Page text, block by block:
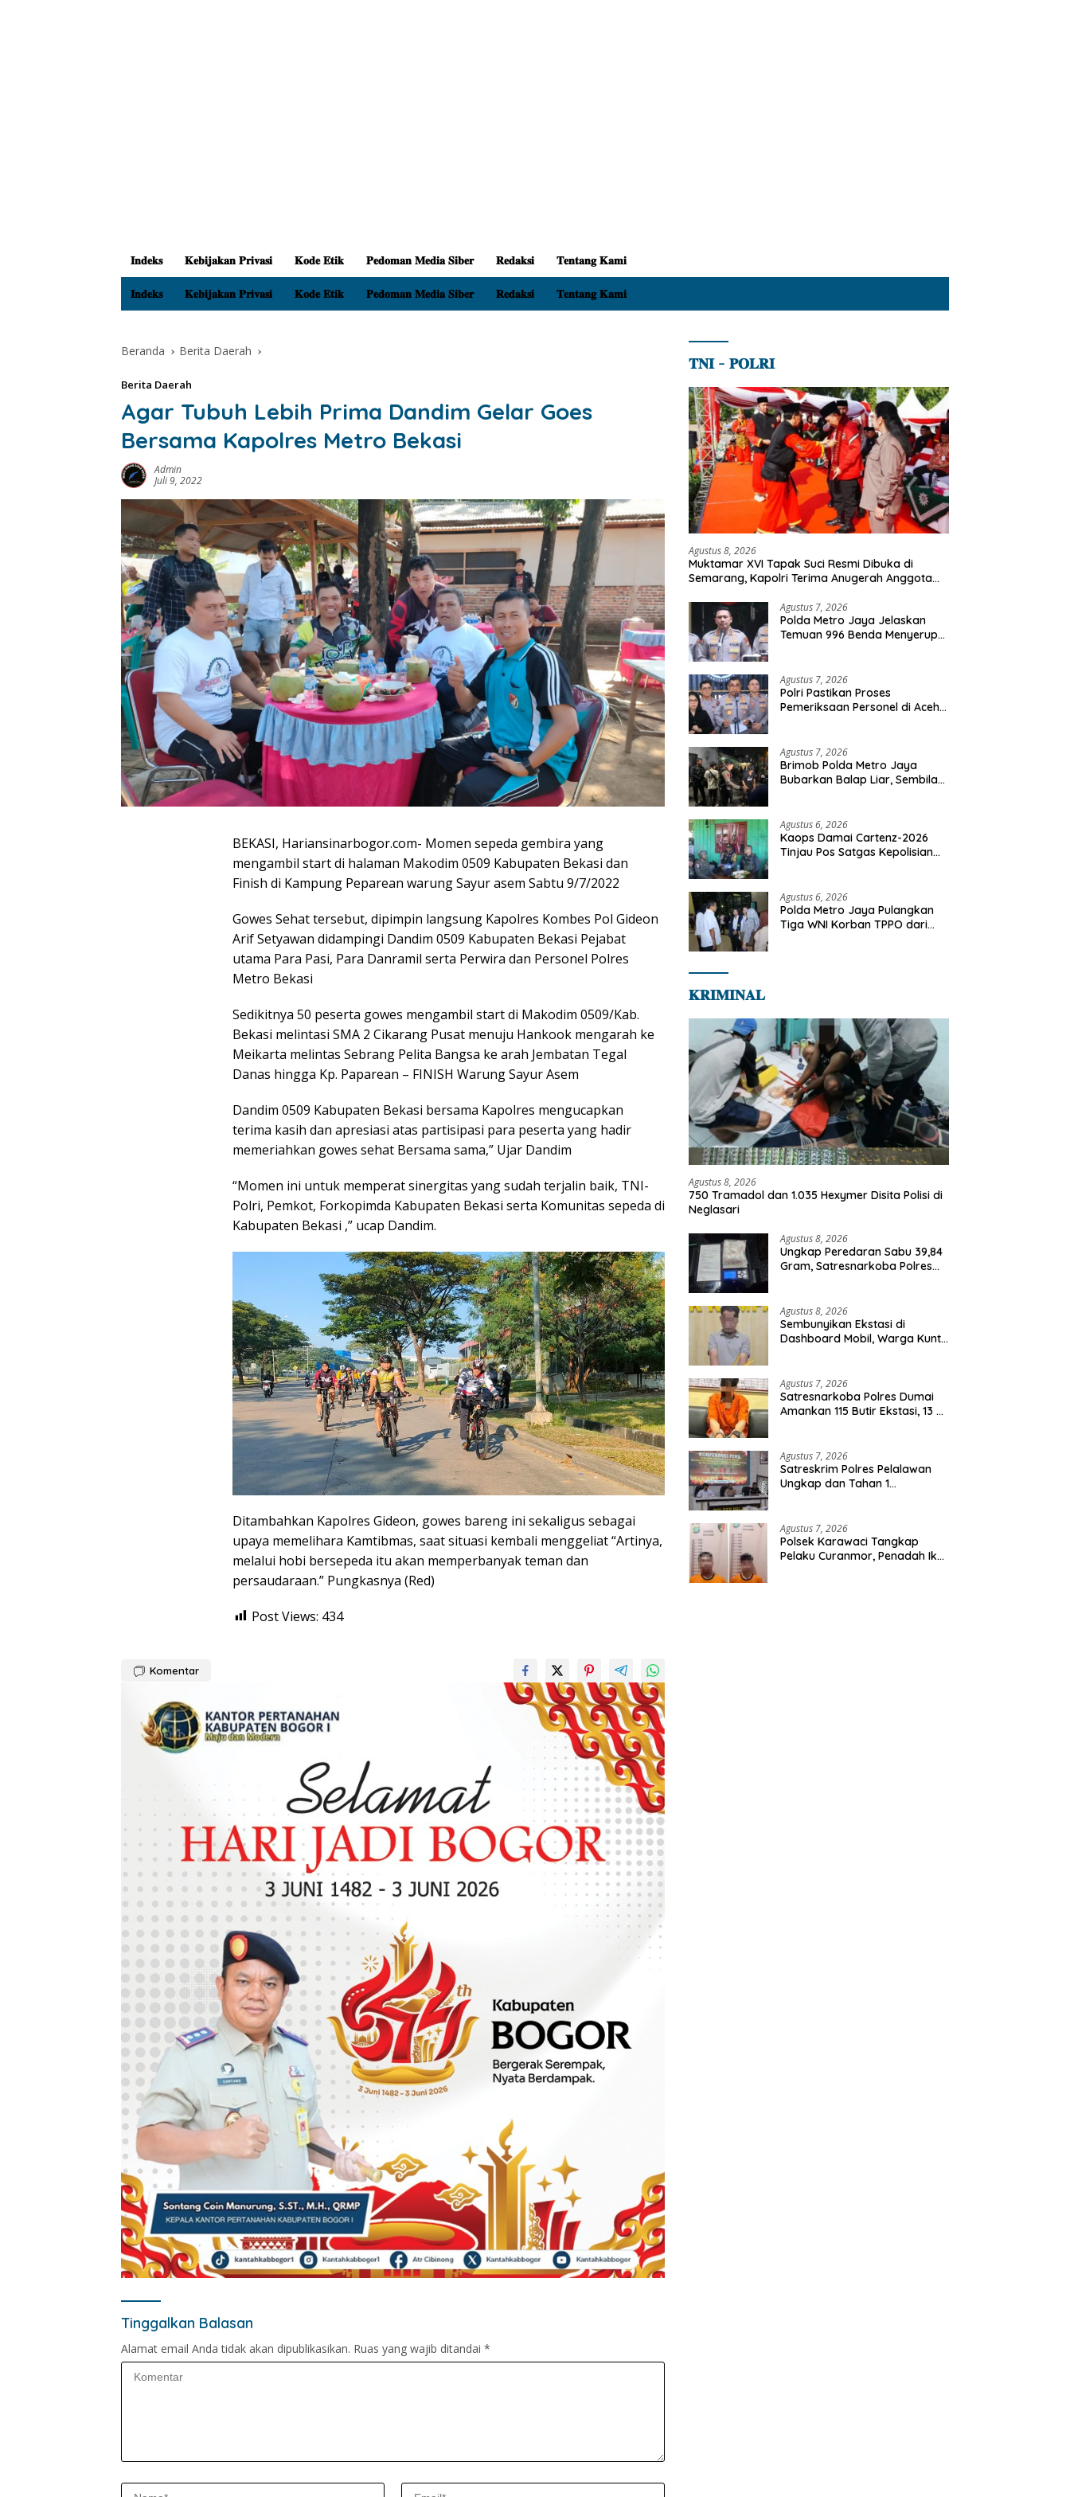
𝐈𝐧𝐝𝐞𝐤𝐬 𝐊𝐞𝐛𝐢𝐣𝐚𝐤𝐚𝐧 𝐏𝐫𝐢𝐯𝐚𝐬𝐢 𝐊𝐨𝐝𝐞 𝐄𝐭𝐢𝐤 𝐏𝐞𝐝𝐨𝐦𝐚𝐧 𝐌𝐞𝐝𝐢𝐚 𝐒𝐢𝐛𝐞𝐫 𝐑𝐞𝐝𝐚𝐤𝐬𝐢 𝐓𝐞𝐧𝐭𝐚𝐧𝐠 𝐊𝐚𝐦𝐢
𝐈𝐧𝐝𝐞𝐤𝐬 𝐊𝐞𝐛𝐢𝐣𝐚𝐤𝐚𝐧 𝐏𝐫𝐢𝐯𝐚𝐬𝐢 𝐊𝐨𝐝𝐞 𝐄𝐭𝐢𝐤 𝐏𝐞𝐝𝐨𝐦𝐚𝐧 𝐌𝐞𝐝𝐢𝐚 𝐒𝐢𝐛𝐞𝐫 𝐑𝐞𝐝𝐚𝐤𝐬𝐢 𝐓𝐞𝐧𝐭𝐚𝐧𝐠 𝐊𝐚𝐦𝐢
Beranda Berita Daerah
Berita Daerah
Agar Tubuh Lebih Prima Dandim Gelar Goes
Bersama Kapolres Metro Bekasi
Admin
Juli 9, 2022
BEKASI, Hariansinarbogor.com- Momen sepeda gembira yang
mengambil start di halaman Makodim 0509 Kabupaten Bekasi dan
Finish di Kampung Peparean warung Sayur asem Sabtu 9/7/2022
Gowes Sehat tersebut, dipimpin langsung Kapolres Kombes Pol Gideon
Arif Setyawan didampingi Dandim 0509 Kabupaten Bekasi Pejabat
utama Para Pasi, Para Danramil serta Perwira dan Personel Polres
Metro Bekasi
Sedikitnya 50 peserta gowes mengambil start di Makodim 0509/Kab.
Bekasi melintasi SMA 2 Cikarang Pusat menuju Hankook mengarah ke
Meikarta melintas Sebrang Pelita Bangsa ke arah Jembatan Tegal
Danas hingga Kp. Paparean – FINISH Warung Sayur Asem
Dandim 0509 Kabupaten Bekasi bersama Kapolres mengucapkan
terima kasih dan apresiasi atas partisipasi para peserta yang hadir
memeriahkan gowes sehat Bersama sama,” Ujar Dandim
“Momen ini untuk memperat sinergitas yang sudah terjalin baik, TNI-
Polri, Pemkot, Forkopimda Kabupaten Bekasi serta Komunitas sepeda di
Kabupaten Bekasi ,” ucap Dandim.
Ditambahkan Kapolres Gideon, gowes bareng ini sekaligus sebagai
upaya memelihara Kamtibmas, saat situasi kembali menggeliat “Artinya,
melalui hobi bersepeda itu akan memperbanyak teman dan
persaudaraan.” Pungkasnya (Red)
Post Views: 434
Komentar
Tinggalkan Balasan
Alamat email Anda tidak akan dipublikasikan. Ruas yang wajib ditandai *
𝐓𝐍𝐈 – 𝐏𝐎𝐋𝐑𝐈
Agustus 8, 2026
Muktamar XVI Tapak Suci Resmi Dibuka di
Semarang, Kapolri Terima Anugerah Anggota
Agustus 7, 2026
Polda Metro Jaya Jelaskan
Temuan 996 Benda Menyerupai
Agustus 7, 2026
Polri Pastikan Proses
Pemeriksaan Personel di Aceh
Agustus 7, 2026
Brimob Polda Metro Jaya
Bubarkan Balap Liar, Sembilan
Agustus 6, 2026
Kaops Damai Cartenz-2026
Tinjau Pos Satgas Kepolisian
Bersama Masyarakat
Agustus 6, 2026
Polda Metro Jaya Pulangkan
Tiga WNI Korban TPPO dari
𝐊𝐑𝐈𝐌𝐈𝐍𝐀𝐋
Agustus 8, 2026
750 Tramadol dan 1.035 Hexymer Disita Polisi di
Neglasari
Agustus 8, 2026
Ungkap Peredaran Sabu 39,84
Gram, Satresnarkoba Polres
Agustus 8, 2026
Sembunyikan Ekstasi di
Dashboard Mobil, Warga Kuntu
Agustus 7, 2026
Satresnarkoba Polres Dumai
Amankan 115 Butir Ekstasi, 13 Pil
Agustus 7, 2026
Satreskrim Polres Pelalawan
Ungkap dan Tahan 1
Agustus 7, 2026
Polsek Karawaci Tangkap
Pelaku Curanmor, Penadah Ikut